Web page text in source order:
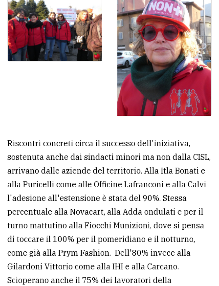
Riscontri concreti circa il successo dell'iniziativa,
sostenuta anche dai sindacti minori ma non dalla CISL,
arrivano dalle aziende del territorio. Alla Itla Bonati e
alla Puricelli come alle Officine Lafranconi e alla Calvi
l'adesione all'estensione è stata del 90%. Stessa
percentuale alla Novacart, alla Adda ondulati e per il
turno mattutino alla Fiocchi Munizioni, dove si pensa
di toccare il 100% per il pomeridiano e il notturno,
come già alla Prym Fashion. Dell'80% invece alla
Gilardoni Vittorio come alla IHI e alla Carcano.
Scioperano anche il 75% dei lavoratori della